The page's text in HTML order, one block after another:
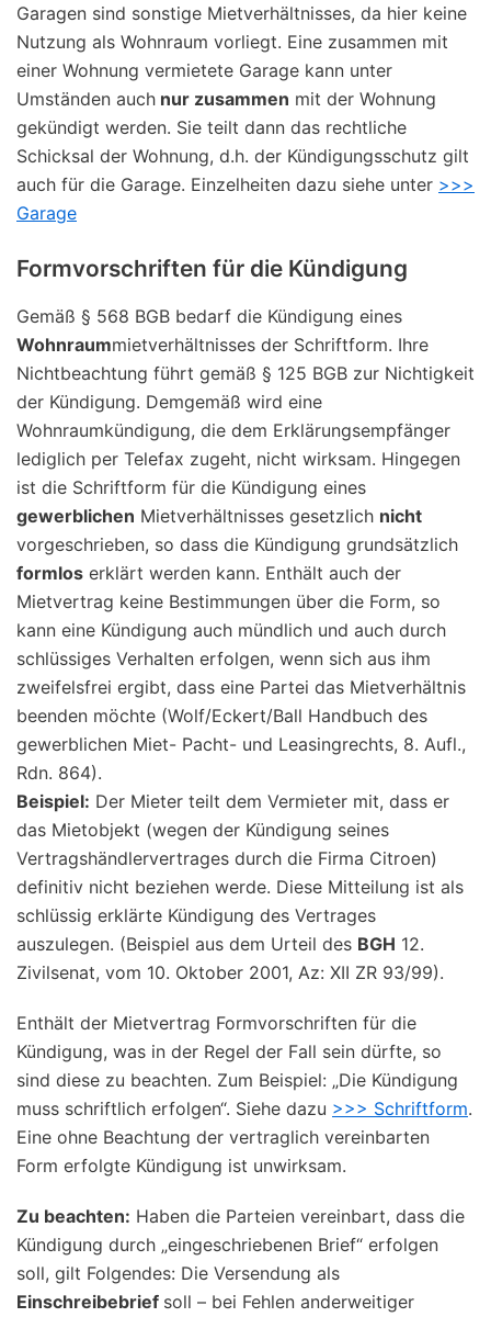
Garagen sind sonstige Mietverhältnisses, da hier keine
Nutzung als Wohnraum vorliegt. Eine zusammen mit
einer Wohnung vermietete Garage kann unter
Umständen auch nur zusammen mit der Wohnung
gekündigt werden. Sie teilt dann das rechtliche
Schicksal der Wohnung, d.h. der Kündigungsschutz gilt
auch für die Garage. Einzelheiten dazu siehe unter >>>
Garage
Formvorschriften für die Kündigung
Gemäß § 568 BGB bedarf die Kündigung eines
Wohnraummietverhältnisses der Schriftform. Ihre
Nichtbeachtung führt gemäß § 125 BGB zur Nichtigkeit
der Kündigung. Demgemäß wird eine
Wohnraumkündigung, die dem Erklärungsempfänger
lediglich per Telefax zugeht, nicht wirksam. Hingegen
ist die Schriftform für die Kündigung eines
gewerblichen Mietverhältnisses gesetzlich nicht
vorgeschrieben, so dass die Kündigung grundsätzlich
formlos erklärt werden kann. Enthält auch der
Mietvertrag keine Bestimmungen über die Form, so
kann eine Kündigung auch mündlich und auch durch
schlüssiges Verhalten erfolgen, wenn sich aus ihm
zweifelsfrei ergibt, dass eine Partei das Mietverhältnis
beenden möchte (Wolf/Eckert/Ball Handbuch des
gewerblichen Miet- Pacht- und Leasingrechts, 8. Aufl.,
Rdn. 864).
Beispiel: Der Mieter teilt dem Vermieter mit, dass er
das Mietobjekt (wegen der Kündigung seines
Vertragshändlervertrages durch die Firma Citroen)
definitiv nicht beziehen werde. Diese Mitteilung ist als
schlüssig erklärte Kündigung des Vertrages
auszulegen. (Beispiel aus dem Urteil des BGH 12.
Zivilsenat, vom 10. Oktober 2001, Az: XII ZR 93/99).
Enthält der Mietvertrag Formvorschriften für die
Kündigung, was in der Regel der Fall sein dürfte, so
sind diese zu beachten. Zum Beispiel: „Die Kündigung
muss schriftlich erfolgen“. Siehe dazu >>> Schriftform.
Eine ohne Beachtung der vertraglich vereinbarten
Form erfolgte Kündigung ist unwirksam.
Zu beachten: Haben die Parteien vereinbart, dass die
Kündigung durch „eingeschriebenen Brief“ erfolgen
soll, gilt Folgendes: Die Versendung als
Einschreibebrief soll – bei Fehlen anderweitiger